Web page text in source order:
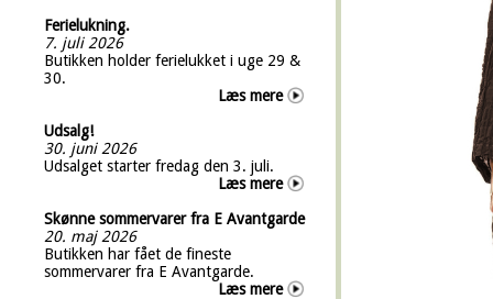
Ferielukning.
7. juli 2026
Butikken holder ferielukket i uge 29 &
30.
Læs mere
Udsalg!
30. juni 2026
Udsalget starter fredag den 3. juli.
Læs mere
Skønne sommervarer fra E Avantgarde
20. maj 2026
Butikken har fået de fineste
sommervarer fra E Avantgarde.
Læs mere